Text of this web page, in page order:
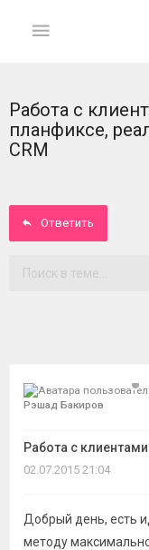
ГЛАВНАЯ
На
Вход
ФОРУМ
Активные
Работа с
планфиксе,
CRM
Ответить
Рэшад Бакиров
Работа с
02.07.2015 21:04
Добрый день, есть
методу